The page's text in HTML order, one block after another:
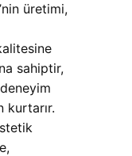
üretimi,
sahiptir,
kurtarır.